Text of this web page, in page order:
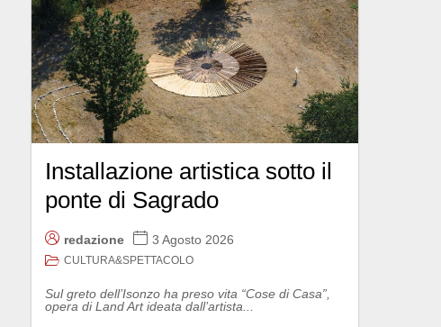
Installazione artistica sotto il
ponte di Sagrado
redazione 3 Agosto 2026
CULTURA&SPETTACOLO
Sul greto dell’Isonzo ha preso vita “Cose di Casa”,
opera di Land Art ideata dall’artista...